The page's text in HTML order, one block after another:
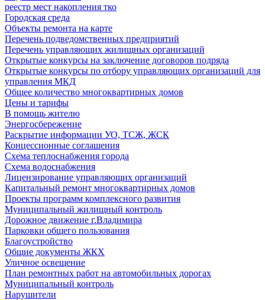
реестр мест накопления тко
Городская среда
Объекты ремонта на карте
Перечень подведомственных предприятий
Перечень управляющих жилищных организаций
Открытые конкурсы на заключение договоров подряда
Открытые конкурсы по отбору управляющих организаций для
управления МКД
Общее количество многоквартирных домов
Цены и тарифы
В помощь жителю
Энергосбережение
Раскрытие информации УО, ТСЖ, ЖСК
Концессионные соглашения
Схема теплоснабжения города
Схема водоснабжения
Лицензирование управляющих организаций
Капитальный ремонт многоквартирных домов
Проекты программ комплексного развития
Муниципальный жилищный контроль
Дорожное движение г.Владимира
Парковки общего пользования
Благоустройство
Общие документы ЖКХ
Уличное освещение
План ремонтных работ на автомобильных дорогах
Муниципальный контроль
Нарушители